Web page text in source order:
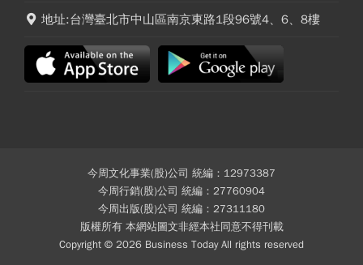
地址:台灣臺北市中山區南京東路1段96號4、6、8樓
今周文化事業(股)公司 統編：12973387
今周行銷(股)公司 統編：27760904
今周出版(股)公司 統編：27311180
版權所有 本網站圖文非經本社同意不得刊載
Copyright © 2026 Business Today All rights reserved